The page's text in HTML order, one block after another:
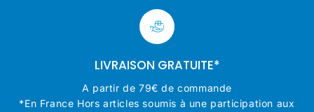
LIVRAISON GRATUITE*
A partir de 79€ de commande
*En France Hors articles soumis à une participation aux